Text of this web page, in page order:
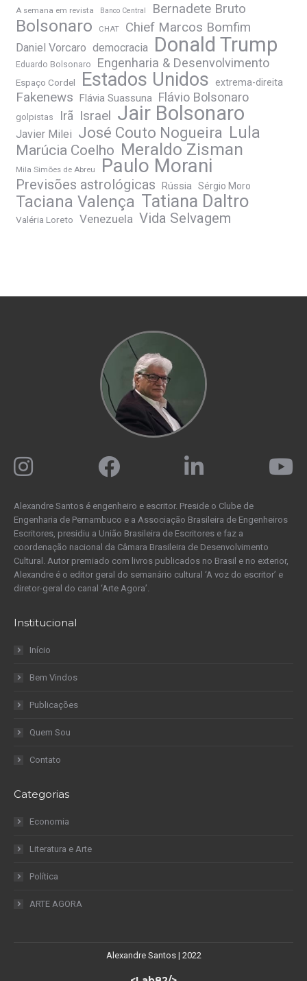
A semana em revista Banco Central Bernadete Bruto
Bolsonaro CHAT Chief Marcos Bomfim
Daniel Vorcaro democracia Donald Trump
Eduardo Bolsonaro Engenharia & Desenvolvimento
Espaço Cordel Estados Unidos extrema-direita
Fakenews Flávia Suassuna Flávio Bolsonaro
golpistas Irã Israel Jair Bolsonaro
Javier Milei José Couto Nogueira Lula
Marúcia Coelho Meraldo Zisman
Mila Simões de Abreu Paulo Morani
Previsões astrológicas Rússia Sérgio Moro
Taciana Valença Tatiana Daltro
Valéria Loreto Venezuela Vida Selvagem
Alexandre Santos é engenheiro e escritor. Preside o Clube de
Engenharia de Pernambuco e a Associação Brasileira de Engenheiros
Escritores, presidiu a União Brasileira de Escritores e faz a
coordenação nacional da Câmara Brasileira de Desenvolvimento
Cultural. Autor premiado com livros publicados no Brasil e no exterior,
Alexandre é o editor geral do semanário cultural ‘A voz do escritor’ e
diretor-geral do canal ‘Arte Agora’.
Institucional
Início
Bem Vindos
Publicações
Quem Sou
Contato
Categorias
Economia
Literatura e Arte
Política
ARTE AGORA
Alexandre Santos | 2022